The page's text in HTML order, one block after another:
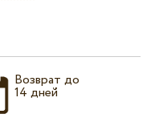
Возврат до
14 дней